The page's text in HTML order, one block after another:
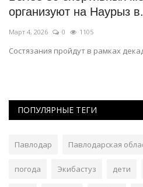
организуют на Наурыз
Март 4, 2026 0 1105
Состязания пройдут в рамках
ПОПУЛЯРНЫЕ ТЕГИ
Павлодар Павлодарская
погода Экибастуз дети